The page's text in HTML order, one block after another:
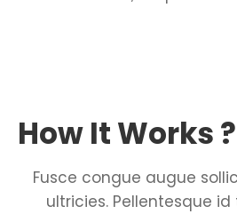
How It Works ?
Fusce congue augue
ultricies. Pellentesque